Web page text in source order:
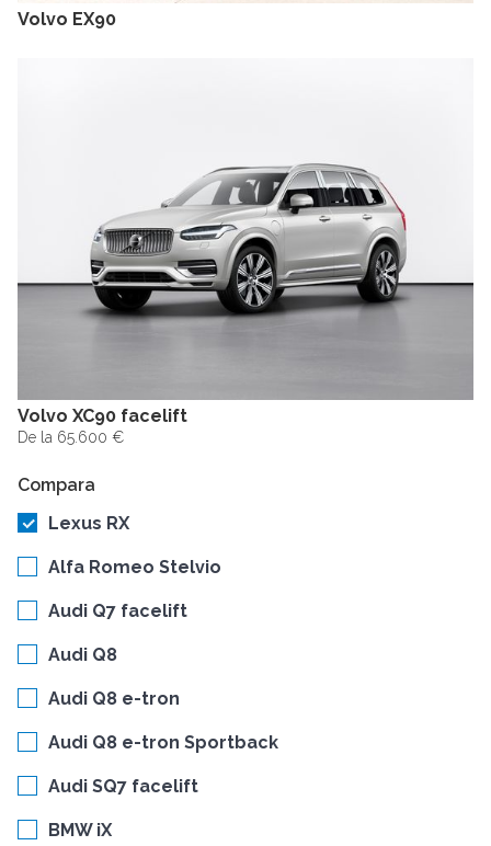
Volvo EX90
Volvo XC90 facelift
De la 65.600 €
Compara
Lexus RX
Alfa Romeo Stelvio
Audi Q7 facelift
Audi Q8
Audi Q8 e-tron
Audi Q8 e-tron Sportback
Audi SQ7 facelift
BMW iX